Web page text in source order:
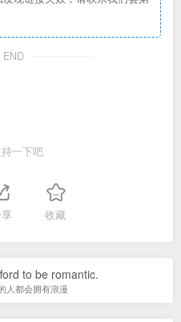
END
一下吧
收藏
you believe.
就会看见什么